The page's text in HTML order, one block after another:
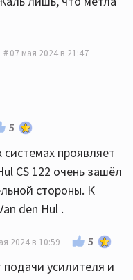
07 мая 2024 в 21:47
5
проявляет
CS 122 очень зашёл
стороны. К
den Hul .
2024 в 10:59 5
подачи усилителя и